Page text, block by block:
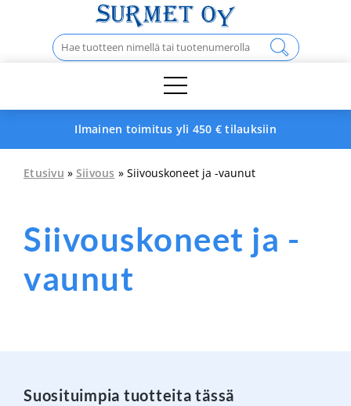
Haku:
Ilmainen toimitus yli 450 € tilauksiin
Etusivu » Siivous » Siivouskoneet ja -vaunut
Siivouskoneet ja -
vaunut
Suosituimpia tuotteita tässä